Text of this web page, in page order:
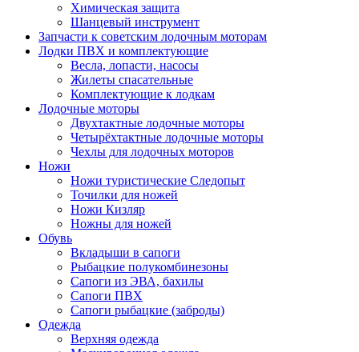
Химическая защита
Шанцевый инструмент
Запчасти к советским лодочным моторам
Лодки ПВХ и комплектующие
Весла, лопасти, насосы
Жилеты спасательные
Комплектующие к лодкам
Лодочные моторы
Двухтактные лодочные моторы
Четырёхтактные лодочные моторы
Чехлы для лодочных моторов
Ножи
Ножи туристические Следопыт
Точилки для ножей
Ножи Кизляр
Ножны для ножей
Обувь
Вкладыши в сапоги
Рыбацкие полукомбинезоны
Сапоги из ЭВА, бахилы
Сапоги ПВХ
Сапоги рыбацкие (заброды)
Одежда
Верхняя одежда